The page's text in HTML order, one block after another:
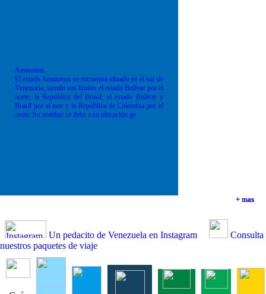
+ mas
+ mas
+ mas
Amazonas
El estado Amazonas se encuentra situado en el sur de
Venezuela, siendo sus límites el estado Bolívar por el
norte; la República del Brasil; el estado Bolívar y
Brasil por el este y la República de Colombia por el
oeste. Su nombre se debe a su ubicación ge
+ mas
Un pedacito de Venezuela en Instagram
Consulta
nuestros paquetes de viaje